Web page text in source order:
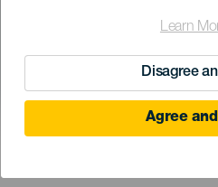
Learn
Disagree
Agree